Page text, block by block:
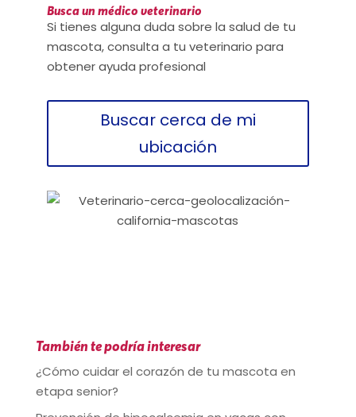
Busca un médico veterinario
Si tienes alguna duda sobre la salud de tu
mascota, consulta a tu veterinario para
obtener ayuda profesional
Buscar cerca de mi
ubicación
También te podría interesar
¿Cómo cuidar el corazón de tu mascota en
etapa senior?